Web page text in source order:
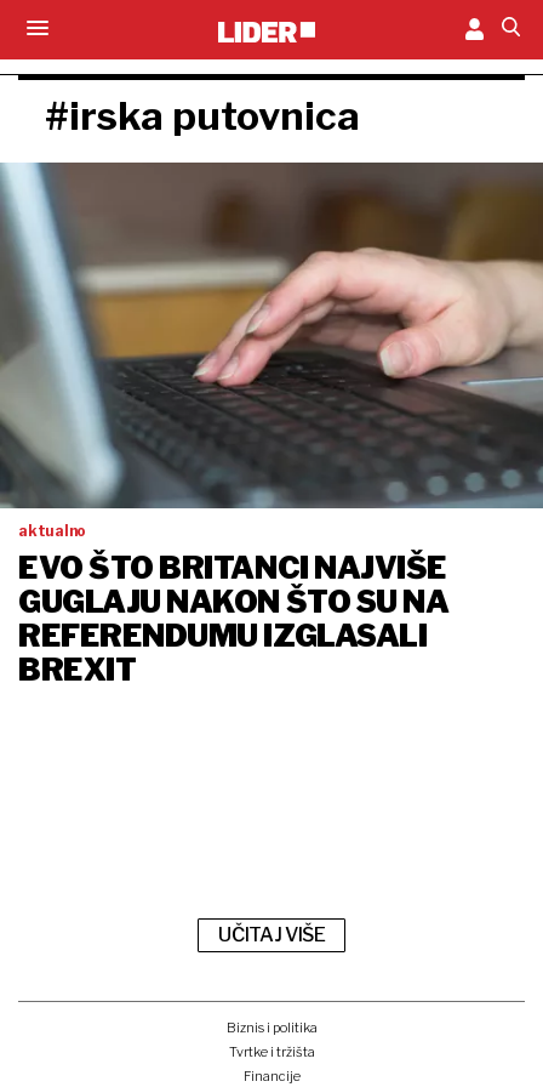
#irska putovnica
aktualno
EVO ŠTO BRITANCI NAJVIŠE
GUGLAJU NAKON ŠTO SU NA
REFERENDUMU IZGLASALI
BREXIT
UČITAJ VIŠE
Biznis i politika
Tvrtke i tržišta
Financije